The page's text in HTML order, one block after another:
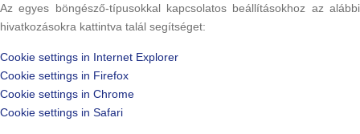
Az egyes böngésző-típusokkal kapcsolatos beállításokhoz az alábbi
hivatkozásokra kattintva talál segítséget:
Cookie settings in Internet Explorer
Cookie settings in Firefox
Cookie settings in Chrome
Cookie settings in Safari